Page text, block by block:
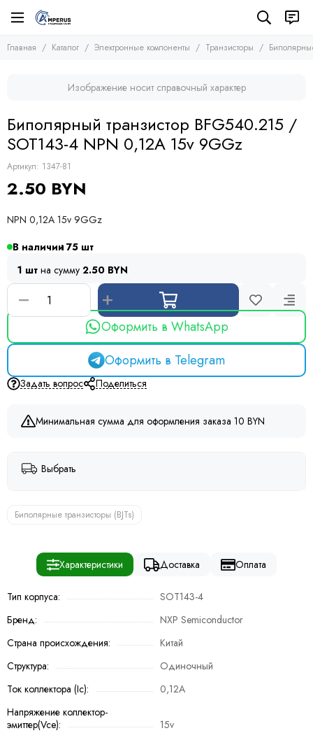
Электронные компоненты
Транзисторы
Транзисторы
Биполярные транзисторы (BJTs)
Тиристоры и симисторы
Модули
Резисторы
Предохранители
Дроссели
Фоточувствительные элементы
Главная Каталог Электронные компоненты Транзисторы
Изображение носит справочный характер
Биполярный транзистор BFG540.215 /
SOT143-4 NPN 0,12A 15v 9GGz
Артикул: 1347-81
2.50 BYN
NPN 0,12A 15v 9GGz
В наличии 75
1 шт на сумму 2.50 BYN
Оформить в WhatsApp
Оформить в Telegram
Задать вопрос Поделиться
Минимальная сумма для оформления заказа 10 BYN
Выбрать
Биполярные транзисторы (BJTs)
Характеристики Доставка Оплата
Тип корпуса:
SOT143-4
Бренд:
NXP Semiconductor
Страна происхождения:
Китай
Структура:
Одиночный
Ток коллектора (Ic):
0,12A
Напряжение коллектор-
эмиттер(Vce):
15v